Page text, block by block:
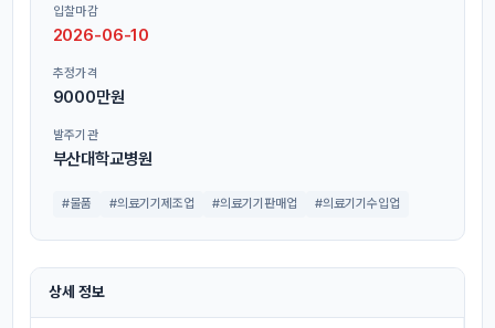
입찰마감
2026-06-10
추정가격
9000만원
발주기관
부산대학교병원
#물품 #의료기기제조업 #의료기기판매업 #의료기기수입업
상세 정보